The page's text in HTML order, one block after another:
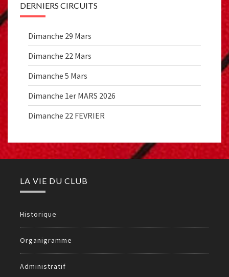
DERNIERS CIRCUITS
Dimanche 29 Mars
Dimanche 22 Mars
Dimanche 5 Mars
Dimanche 1er MARS 2026
Dimanche 22 FEVRIER
LA VIE DU CLUB
Historique
Organigramme
Administratif